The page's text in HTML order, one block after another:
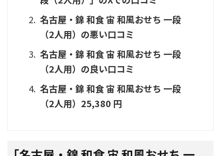
名古屋・錦 和食 宙 和風おせち 一段
（2人用）の悪い口コミ
名古屋・錦 和食 宙 和風おせち 一段
（2人用）の良い口コミ
名古屋・錦 和食 宙 和風おせち 一段
（2人用）25,380 円